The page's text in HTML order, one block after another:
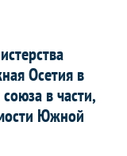
Осетия в
в части,
Южной